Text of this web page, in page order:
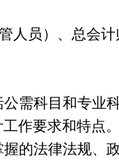
人员）、总会
公需科目和专业
作要求和特点。
的法律法规、